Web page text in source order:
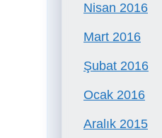
Nisan 2016
Mart 2016
Şubat 2016
Ocak 2016
Aralık 2015